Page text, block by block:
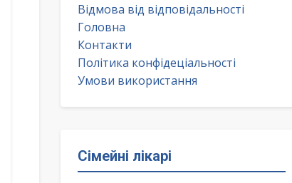
Відмова від відповідальності
Головна
Контакти
Політика конфідеціальності
Умови використання
Сімейні лікарі